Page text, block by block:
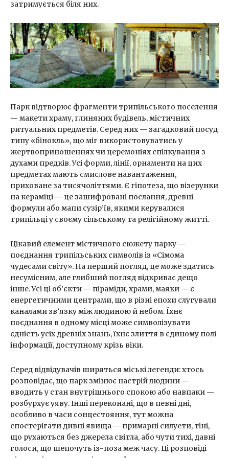
затримується біля них.
Парк відтворює фрагменти трипільського поселення
— макети храму, глиняних будівель, містичних
ритуальних предметів. Серед них — загадковий посуд
типу «бінокль», що міг використовуватись у
жертвоприношеннях чи церемоніях спілкування з
духами предків. Усі форми, лінії, орнаменти на цих
предметах мають смислове навантаження,
приховане за тисячоліттями. Є гіпотеза, що візерунки
на кераміці — це зашифровані послання, древні
формули або мапи сузір’їв, якими керувалися
трипільці у своєму сільському та релігійному житті.
Цікавий елемент містичного сюжету парку —
поєднання трипільських символів із «Сімома
чудесами світу». На перший погляд, це може здатись
несумісним, але глибший погляд відкриває дещо
інше. Усі ці об’єкти — піраміди, храми, маяки — є
енергетичними центрами, що в різні епохи слугували
каналами зв’язку між людиною й небом. Їхнє
поєднання в одному місці може символізувати
єдність усіх древніх знань, їхнє злиття в єдиному полі
інформації, доступному крізь віки.
Серед відвідувачів ширяться міські легенди: хтось
розповідає, що парк змінює настрій людини —
вводить у стан внутрішнього спокою або навпаки —
розбурхує уяву. Інші переконані, що в певні дні,
особливо в часи сонцестояння, тут можна
спостерігати дивні явища — примарні силуети, тіні,
що рухаються без джерела світла, або чути тихі, давні
голоси, що шепочуть із-поза меж часу. Ці розповіді